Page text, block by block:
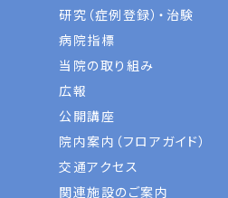
研究（症例登録）・治験
病院指標
当院の取り組み
広報
公開講座
院内案内（フロアガイド）
交通アクセス
関連施設のご案内